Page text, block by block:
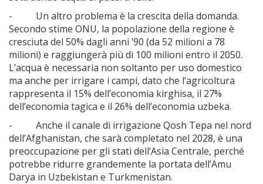
- Un altro problema è la crescita della domanda.
Secondo stime ONU, la popolazione della regione è
cresciuta del 50% dagli anni ’90 (da 52 milioni a 78
milioni) e raggiungerà più di 100 milioni entro il 2050.
L’acqua è necessaria non soltanto per uso domestico
ma anche per irrigare i campi, dato che l’agricoltura
rappresenta il 15% dell’economia kirghisa, il 27%
dell’economia tagica e il 26% dell’economia uzbeka.
- Anche il canale di irrigazione Qosh Tepa nel nord
dell’Afghanistan, che sarà completato nel 2028, è una
preoccupazione per gli stati dell’Asia Centrale, perché
potrebbe ridurre grandemente la portata dell’Amu
Darya in Uzbekistan e Turkmenistan.